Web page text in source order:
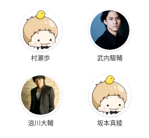
村瀬歩 武内駿輔
浪川大輔 坂本真綾